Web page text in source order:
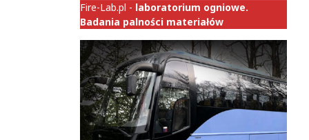
Fire-Lab.pl - laboratorium ogniowe.
Badania palności materiałów